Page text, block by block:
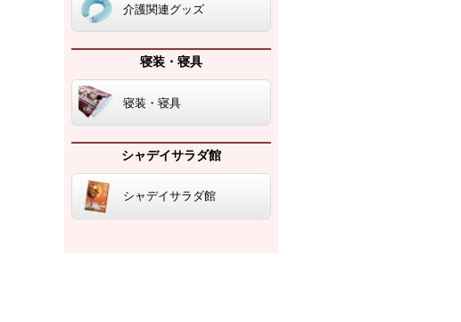
介護関連グッズ
寝装・寝具
寝装・寝具
シャデイサラダ館
シャデイサラダ館